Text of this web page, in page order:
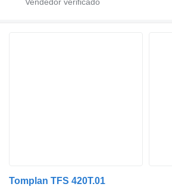
Tomplan TFS 420T.01